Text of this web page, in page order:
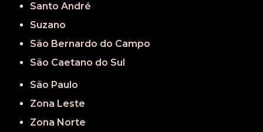
Santo André
Suzano
São Bernardo do Campo
São Caetano do Sul
São Paulo
Zona Leste
Zona Norte